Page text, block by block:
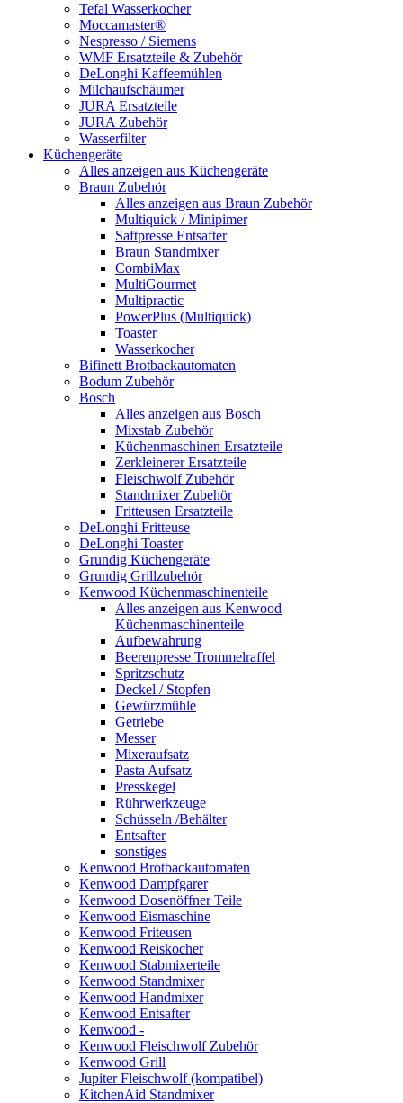
Tefal Wasserkocher
Moccamaster®
Nespresso / Siemens
WMF Ersatzteile & Zubehör
DeLonghi Kaffeemühlen
Milchaufschäumer
JURA Ersatzteile
JURA Zubehör
Wasserfilter
Küchengeräte
Alles anzeigen aus Küchengeräte
Braun Zubehör
Alles anzeigen aus Braun Zubehör
Multiquick / Minipimer
Saftpresse Entsafter
Braun Standmixer
CombiMax
MultiGourmet
Multipractic
PowerPlus (Multiquick)
Toaster
Wasserkocher
Bifinett Brotbackautomaten
Bodum Zubehör
Bosch
Alles anzeigen aus Bosch
Mixstab Zubehör
Küchenmaschinen Ersatzteile
Zerkleinerer Ersatzteile
Fleischwolf Zubehör
Standmixer Zubehör
Fritteusen Ersatzteile
DeLonghi Fritteuse
DeLonghi Toaster
Grundig Küchengeräte
Grundig Grillzubehör
Kenwood Küchenmaschinenteile
Alles anzeigen aus Kenwood
Küchenmaschinenteile
Aufbewahrung
Beerenpresse Trommelraffel
Spritzschutz
Deckel / Stopfen
Gewürzmühle
Getriebe
Messer
Mixeraufsatz
Pasta Aufsatz
Presskegel
Rührwerkzeuge
Schüsseln /Behälter
Entsafter
sonstiges
Kenwood Brotbackautomaten
Kenwood Dampfgarer
Kenwood Dosenöffner Teile
Kenwood Eismaschine
Kenwood Friteusen
Kenwood Reiskocher
Kenwood Stabmixerteile
Kenwood Standmixer
Kenwood Handmixer
Kenwood Entsafter
Kenwood -
Kenwood Fleischwolf Zubehör
Kenwood Grill
Jupiter Fleischwolf (kompatibel)
KitchenAid Standmixer